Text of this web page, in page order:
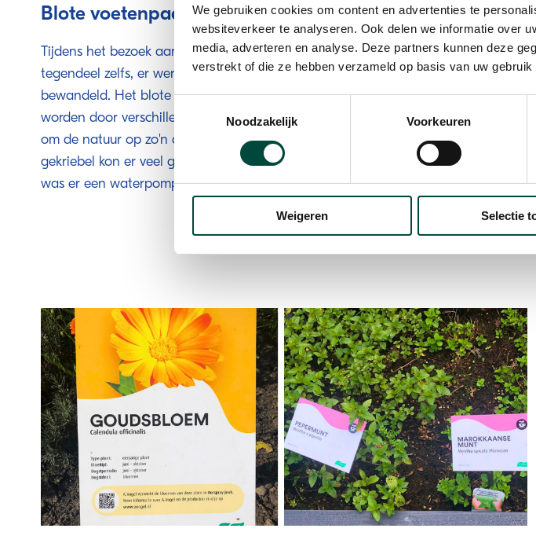
We gebruiken cookies om content en advertenties te
websiteverkeer te analyseren. Ook delen we informatie over
media, adverteren en analyse. Deze partners kunnen deze
verstrekt of die ze hebben verzameld op basis van uw
Noodzakelijk
Voorkeuren
Weigeren Selectie
Blote voetenpad
Tijdens het bezoek aan de A. Vogel tuinen is er zeker niet stilgezeten. In
tegendeel zelfs, er werden spelletjes gespeeld en zelfs het blote voetenpad is
bewandeld. Het blote voetenpad is een stuk moeras waarbij de voeten gekieteld
worden door verschillende kruiden. Voor velen was het een verrassende ervaring
om de natuur op zo'n directe manier te voelen. Ondanks de modder en het
gekriebel kon er veel gelachen worden onderweg. Geen paniek, op het einde
was er een waterpomp beschikbaar om de voeten te spoelen!